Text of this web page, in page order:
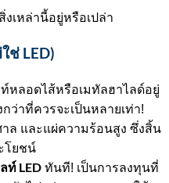
เหล่านี้อยู่หรือเปล่า
ช่ LED)
หลอดไส้หรือเมทัลฮาไลด์อยู่
ว่าที่ควรจะเป็นหลายเท่า!
ล และแผ่ความร้อนสูง ซึ่งสิ้น
โยชน์
ท์ LED ทันที! เป็นการลงทุนที่